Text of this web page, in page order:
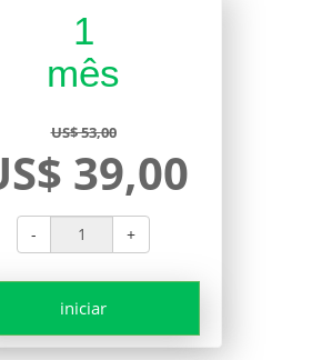
1
mês
US$ 53,00
39,00
- +
iniciar